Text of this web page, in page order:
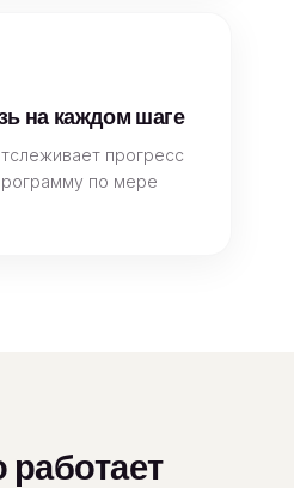
на каждом шаге
прогресс
по мере
работает